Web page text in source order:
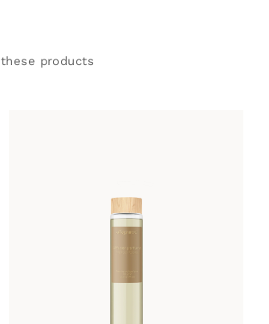
these products